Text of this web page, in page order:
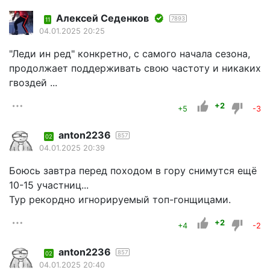
11 Алексей Седенков 7893
04.01.2025 20:25
"Леди ин ред" конкретно, с самого начала сезона,
продолжает поддерживать свою частоту и никаких
гвоздей ...
+5 +2 -3
02 anton2236 857
04.01.2025 20:39
Боюсь завтра перед походом в гору снимутся ещё
10-15 участниц...
Тур рекордно игнорируемый топ-гонщицами.
+4 +2 -2
02 anton2236 857
04.01.2025 20:40